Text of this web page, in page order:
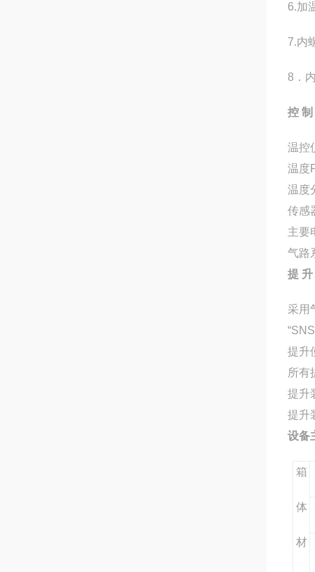
6.加
7.内
8
控
温控
温度
温
传感
主要
气路
提
采用
提升
所有
提升
提升
设备
箱
体
材